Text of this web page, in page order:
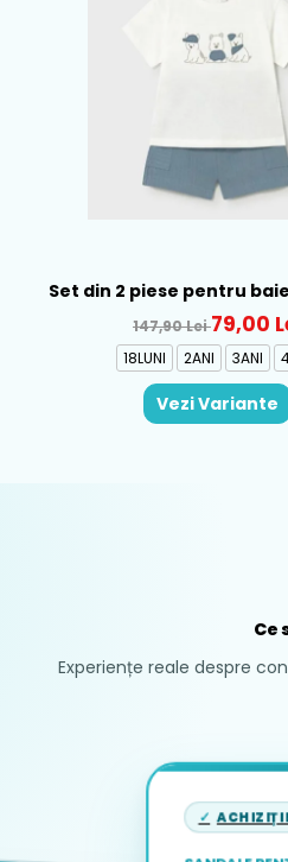
Set din 2 piese pentru
Alb-Albastru -
147,90 Lei79,00
18LUNI 2ANI 3ANI
Vezi Variante
Ce
Experiențe reale despre